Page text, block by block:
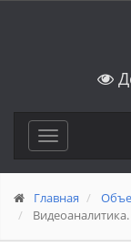
Toggle
navigation
Главная